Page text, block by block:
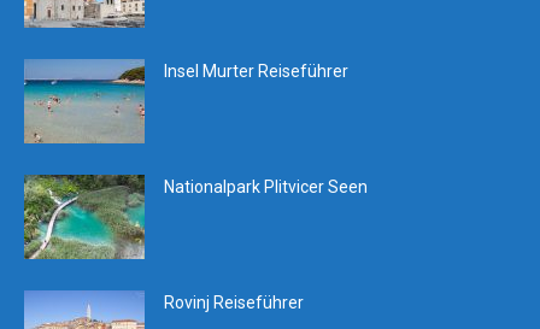
Insel Murter Reiseführer
Nationalpark Plitvicer Seen
Rovinj Reiseführer